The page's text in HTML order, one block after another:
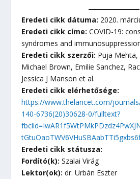
Eredeti cikk dátuma: 2020.
Eredeti cikk címe: COVID-19:
syndromes and
Eredeti cikk szerzői: Puja Mehta,
Michael Brown, Emilie Sanchez,
Jessica J Manson et al.
Eredeti cikk elérhetősége:
https://www.thelancet.com/
140-6736(20)30628-0/fulltext?
Eredeti cikk státusza:
Fordító(k): Szalai Virág
Lektor(ok): dr. Urbán Eszter